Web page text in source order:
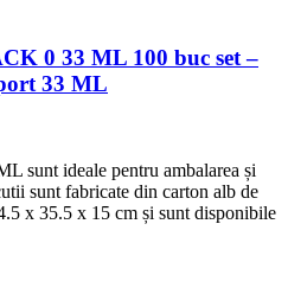
0 33 ML 100 buc set –
33 ML
sunt ideale pentru ambalarea și
sunt fabricate din carton alb de
x 35.5 x 15 cm și sunt disponibile